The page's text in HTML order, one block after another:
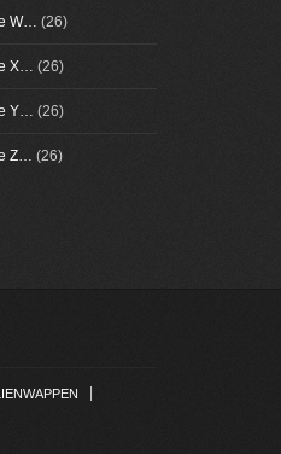
W… (26)
X… (26)
Y… (26)
Z… (26)